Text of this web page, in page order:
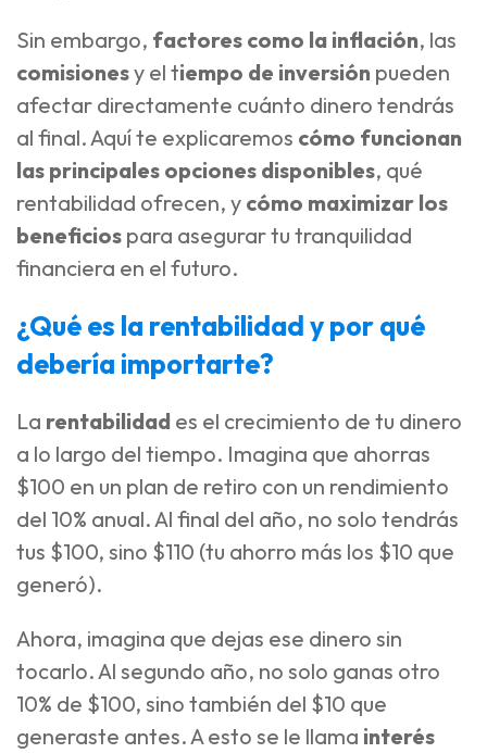
Sin embargo, factores como la inflación, las
comisionesy el tiempo de inversión pueden
afectar directamente cuánto dinero tendrás
al final. Aquí te explicaremos cómo funcionan
las principales opciones disponibles, qué
rentabilidad ofrecen, y cómo maximizar los
beneficios para asegurar tu tranquilidad
financiera en el futuro.
¿Qué es la rentabilidad y por qué
debería importarte?
La rentabilidad es el crecimiento de tu dinero
a lo largo del tiempo. Imagina que ahorras
$100 en un plan de retiro con un rendimiento
del 10% anual. Al final del año, no solo tendrás
tus $100, sino $110 (tu ahorro más los $10 que
generó).
Ahora, imagina que dejas ese dinero sin
tocarlo. Al segundo año, no solo ganas otro
10% de $100, sino también del $10 que
generaste antes. A esto se le llama interés